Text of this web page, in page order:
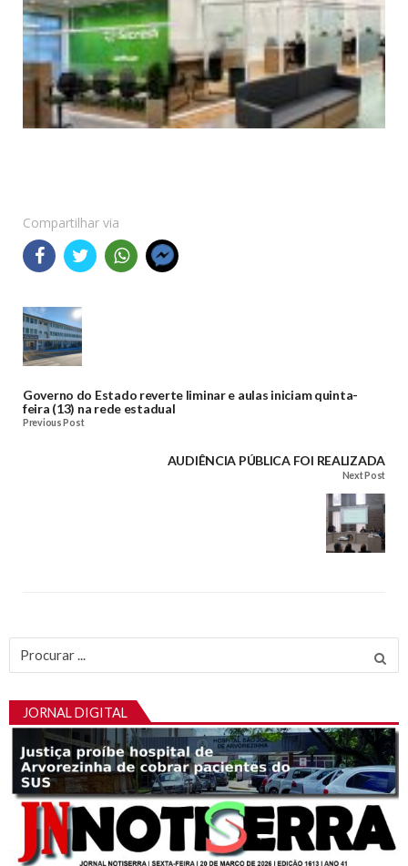
Compartilhar via
Governo do Estado reverte liminar e aulas iniciam quinta-
feira (13) na rede estadual
Previous Post
AUDIÊNCIA PÚBLICA FOI REALIZADA
Next Post
Procurar
JORNAL DIGITAL